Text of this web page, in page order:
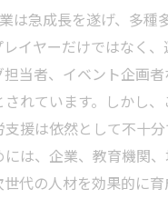
は急成長を遂げ、多種
イヤーだけではなく、
当者、イベント企画者
れています。しかし
援は依然として不十
は、企業、教育機関
代の人材を効果的に